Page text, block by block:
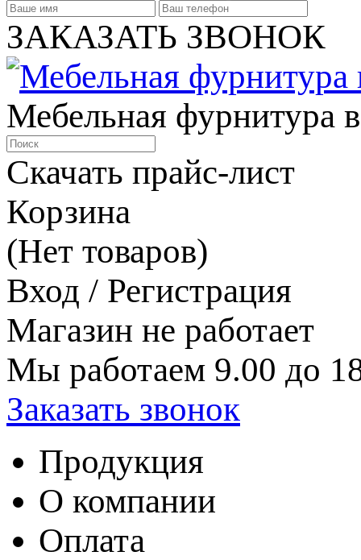
ЗАКАЗАТЬ ЗВОНОК
Мебельная фурнитура
Скачать прайс-лист
Корзина
(Нет товаров)
Вход / Регистрация
Магазин не работает
Мы работаем 9.00 до
Заказать звонок
Продукция
О компании
Оплата